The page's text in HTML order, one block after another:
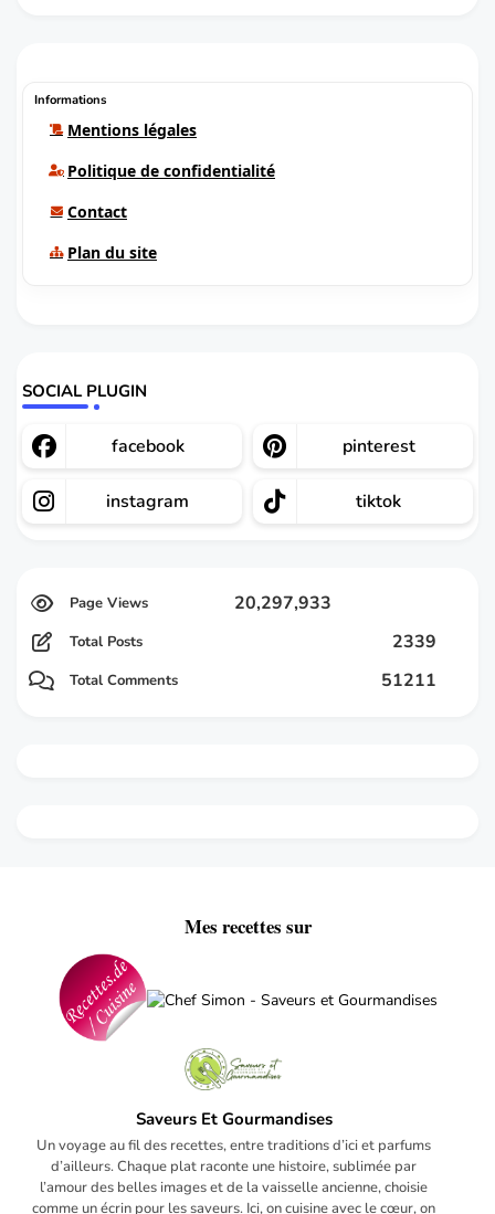
Informations
Mentions légales
Politique de confidentialité
Contact
Plan du site
SOCIAL PLUGIN
facebook pinterest
instagram tiktok
20,297,933
Total Posts 2339
Total Comments 51211
Mes recettes sur
Saveurs Et Gourmandises
Un voyage au fil des recettes, entre traditions d’ici et parfums
d’ailleurs. Chaque plat raconte une histoire, sublimée par
l’amour des belles images et de la vaisselle ancienne, choisie
comme un écrin pour les saveurs. Ici, on cuisine avec le cœur, on